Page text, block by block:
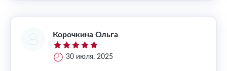
Корочкина Ольга
30 июля, 2025